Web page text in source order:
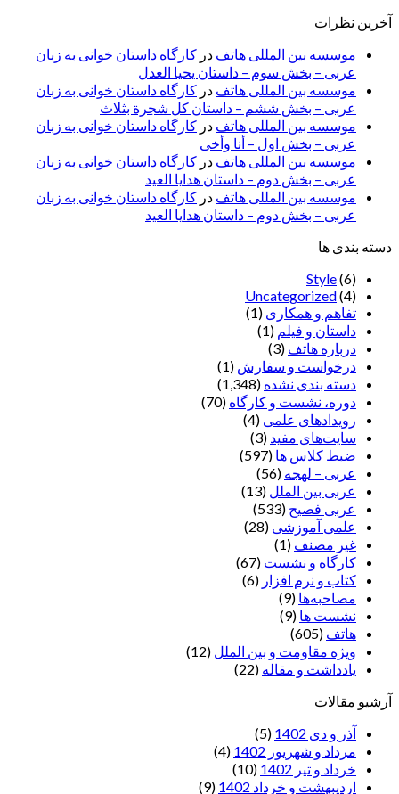
آخرین نظرات
موسسه بین المللی هاتف در کارگاه داستان خوانی به زبان
عربی – بخش سوم – داستان یحیا العدل
موسسه بین المللی هاتف در کارگاه داستان خوانی به زبان
عربی – بخش ششم – داستان کل شجرة بثلاث
موسسه بین المللی هاتف در کارگاه داستان خوانی به زبان
عربی – بخش اول – أنا وأخی
موسسه بین المللی هاتف در کارگاه داستان خوانی به زبان
عربی – بخش دوم – داستان هدایا العید
موسسه بین المللی هاتف در کارگاه داستان خوانی به زبان
عربی – بخش دوم – داستان هدایا العید
دسته بندی ها
Style(6)
Uncategorized(4)
تفاهم و همکاری (1)
داستان و فیلم (1)
درباره هاتف (3)
درخواست و سفارش (1)
دسته بندی نشده (1,348)
دوره، نشست و کارگاه (70)
رویدادهای علمی (4)
سایت‌های مفید (3)
ضبط کلاس ها (597)
عربی – لهجه (56)
عربی بین الملل (13)
عربی فصیح (533)
علمی آموزشی (28)
غير مصنف (1)
کارگاه و نشست (67)
کتاب و نرم افزار (6)
مصاحبه‌ها (9)
نشست ها (9)
هاتف (605)
ویژه مقاومت و بین الملل (12)
یادداشت‌ و مقاله (22)
آرشیو مقالات
آذر و دی 1402
(5)
مرداد و شهریور 1402
(4)
خرداد و تیر 1402
(10)
اردیبهشت و خرداد 1402
(9)